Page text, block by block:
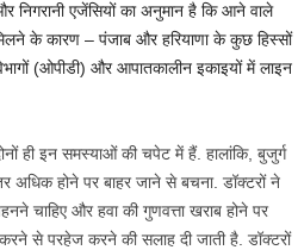
निगरानी एजेंसियों का अनुमान है कि आने वाले
के कारण – पंजाब और हरियाणा के कुछ हिस्सों
(ओपीडी) और आपातकालीन इकाइयों में लाइन
ही इन समस्याओं की चपेट में हैं. हालांकि, बुजुर्ग
होने पर बाहर जाने से बचना. डॉक्टरों ने
चाहिए और हवा की गुणवत्ता खराब होने पर
से परहेज करने की सलाह दी जाती है. डॉक्टरों